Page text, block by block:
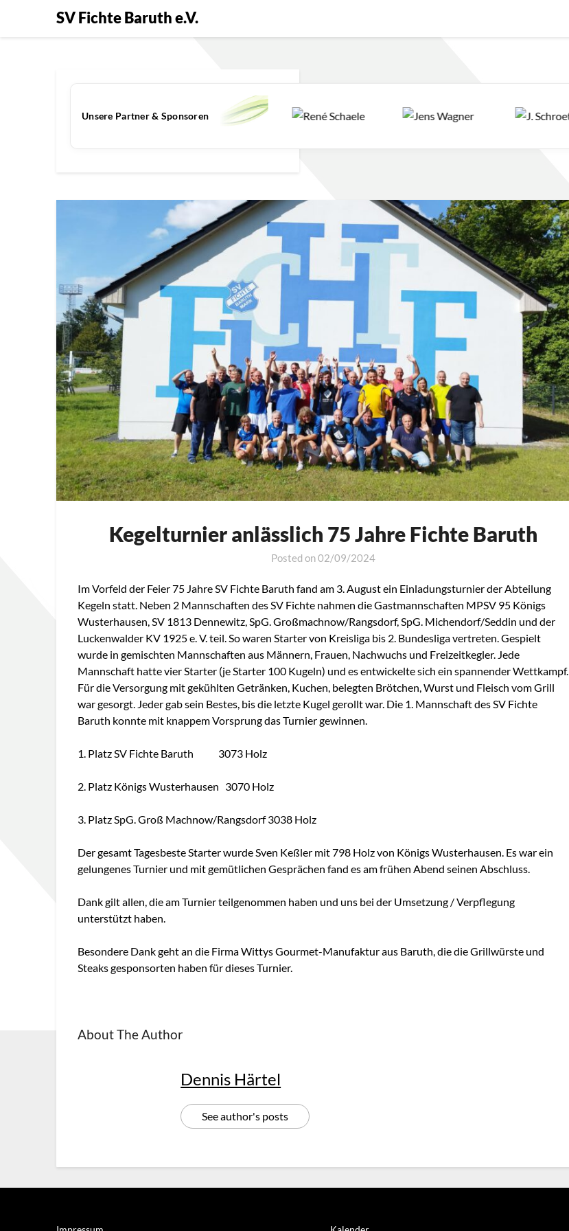
SV Fichte Baruth e.V.
Unsere Partner & Sponsoren
Kegelturnier anlässlich 75 Jahre Fichte Baruth
Posted on02/09/2024
Im Vorfeld der Feier 75 Jahre SV Fichte Baruth fand am 3. August ein Einladungsturnier der Abteilung
Kegeln statt. Neben 2 Mannschaften des SV Fichte nahmen die Gastmannschaften MPSV 95 Königs
Wusterhausen, SV 1813 Dennewitz, SpG. Großmachnow/Rangsdorf, SpG. Michendorf/Seddin und der
Luckenwalder KV 1925 e. V. teil. So waren Starter von Kreisliga bis 2. Bundesliga vertreten. Gespielt
wurde in gemischten Mannschaften aus Männern, Frauen, Nachwuchs und Freizeitkegler. Jede
Mannschaft hatte vier Starter (je Starter 100 Kugeln) und es entwickelte sich ein spannender Wettkampf.
Für die Versorgung mit gekühlten Getränken, Kuchen, belegten Brötchen, Wurst und Fleisch vom Grill
war gesorgt. Jeder gab sein Bestes, bis die letzte Kugel gerollt war. Die 1. Mannschaft des SV Fichte
Baruth konnte mit knappem Vorsprung das Turnier gewinnen.
1. Platz SV Fichte Baruth 3073 Holz
2. Platz Königs Wusterhausen 3070 Holz
3. Platz SpG. Groß Machnow/Rangsdorf 3038 Holz
Der gesamt Tagesbeste Starter wurde Sven Keßler mit 798 Holz von Königs Wusterhausen. Es war ein
gelungenes Turnier und mit gemütlichen Gesprächen fand es am frühen Abend seinen Abschluss.
Dank gilt allen, die am Turnier teilgenommen haben und uns bei der Umsetzung / Verpflegung
unterstützt haben.
Besondere Dank geht an die Firma Wittys Gourmet-Manufaktur aus Baruth, die die Grillwürste und
Steaks gesponsorten haben für dieses Turnier.
About The Author
Dennis Härtel
See author's posts